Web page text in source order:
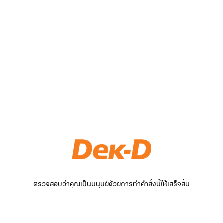
ตรวจสอบว่าคุณเป็นมนุษย์ด้วยการทำคำสั่งนี้ให้เสร็จสิ้น